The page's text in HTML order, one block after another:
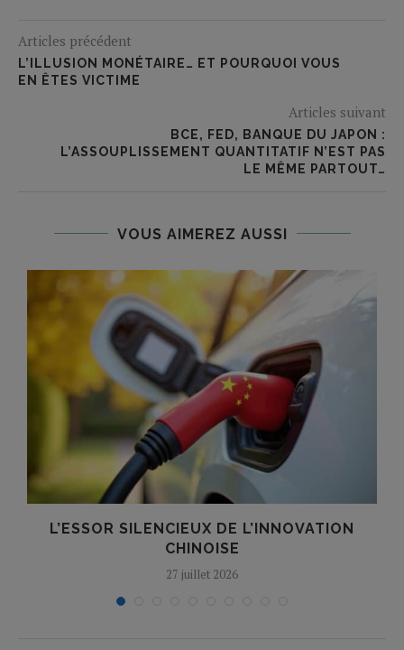
Articles précédent
L’ILLUSION MONÉTAIRE… ET POURQUOI VOUS
EN ÊTES VICTIME
Articles suivant
BCE, FED, BANQUE DU JAPON :
L’ASSOUPLISSEMENT QUANTITATIF N’EST PAS
LE MÊME PARTOUT…
VOUS AIMEREZ AUSSI
L’ESSOR SILENCIEUX DE L’INNOVATION
CHINOISE
27 juillet 2026